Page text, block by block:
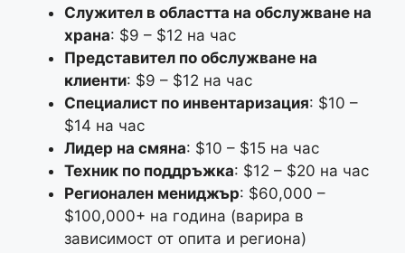
Служител в областта на обслужване на
храна: $9 – $12 на час
Представител по обслужване на
клиенти: $9 – $12 на час
Специалист по инвентаризация: $10 –
$14 на час
Лидер на смяна: $10 – $15 на час
Техник по поддръжка: $12 – $20 на час
Регионален мениджър: $60,000 –
$100,000+ на година (варира в
зависимост от опита и региона)